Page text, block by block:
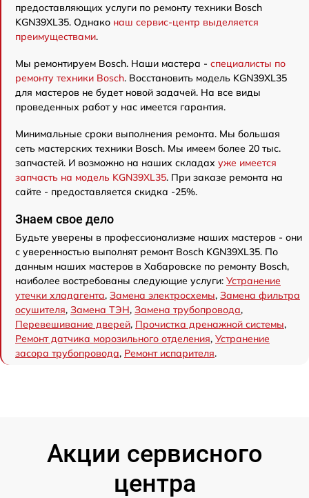
предоставляющих услуги по ремонту техники Bosch
KGN39XL35. Однако наш сервис-центр выделяется
преимуществами.
Мы ремонтируем Bosch. Наши мастера - специалисты по
ремонту техники Bosch. Восстановить модель KGN39XL35
для мастеров не будет новой задачей. На все виды
проведенных работ у нас имеется гарантия.
Минимальные сроки выполнения ремонта. Мы большая
сеть мастерских техники Bosch. Мы имеем более 20 тыс.
запчастей. И возможно на наших складах уже имеется
запчасть на модель KGN39XL35. При заказе ремонта на
сайте - предоставляется скидка -25%.
Знаем свое дело
Будьте уверены в профессионализме наших мастеров - они
с уверенностью выполнят ремонт Bosch KGN39XL35. По
данным наших мастеров в Хабаровске по ремонту Bosch,
наиболее востребованы следующие услуги: Устранение
утечки хладагента, Замена электросхемы, Замена фильтра
осушителя, Замена ТЭН, Замена трубопровода,
Перевешивание дверей, Прочистка дренажной системы,
Ремонт датчика морозильного отделения, Устранение
засора трубопровода, Ремонт испарителя.
Акции сервисного
центра